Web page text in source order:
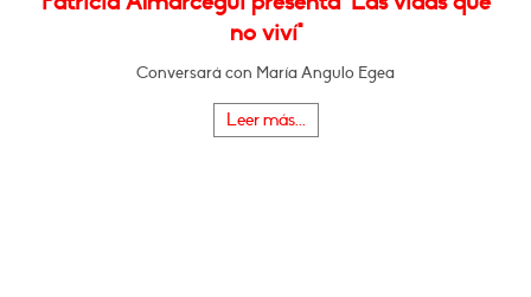
no viví"
Conversará con María Angulo Egea
Leer más...